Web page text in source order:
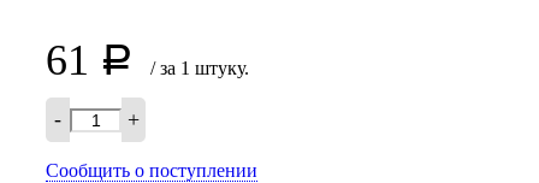
61 Р / за 1 штуку.
- +
Сообщить о поступлении